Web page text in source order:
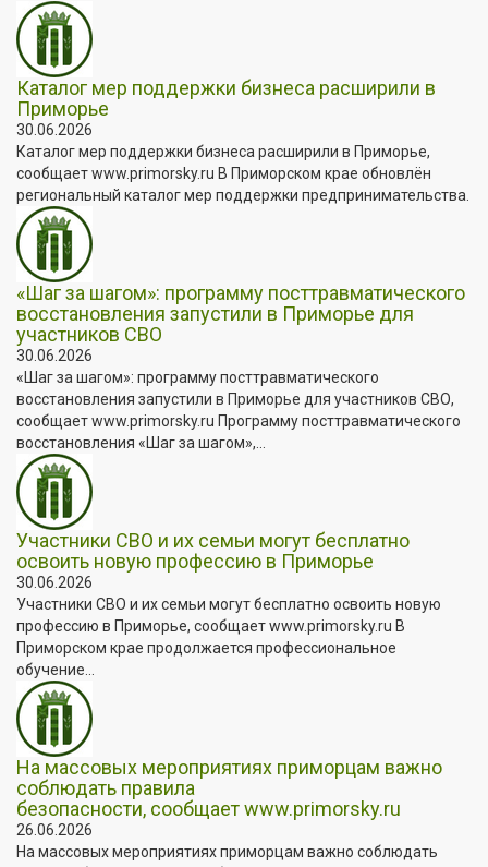
Каталог мер поддержки бизнеса расширили в
Приморье
30.06.2026
Каталог мер поддержки бизнеса расширили в Приморье,
сообщает www.primorsky.ru В Приморском крае обновлён
региональный каталог мер поддержки предпринимательства.
«Шаг за шагом»: программу посттравматического
восстановления запустили в Приморье для
участников СВО
30.06.2026
«Шаг за шагом»: программу посттравматического
восстановления запустили в Приморье для участников СВО,
сообщает www.primorsky.ru Программу посттравматического
восстановления «Шаг за шагом»,...
Участники СВО и их семьи могут бесплатно
освоить новую профессию в Приморье
30.06.2026
Участники СВО и их семьи могут бесплатно освоить новую
профессию в Приморье, сообщает www.primorsky.ru В
Приморском крае продолжается профессиональное
обучение...
На массовых мероприятиях приморцам важно
соблюдать правила
безопасности, сообщает www.primorsky.ru
26.06.2026
На массовых мероприятиях приморцам важно соблюдать